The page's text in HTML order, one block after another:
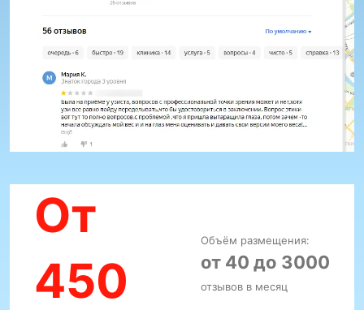
От
450
Объём размещения:
от 40 до 3000
отзывов в месяц